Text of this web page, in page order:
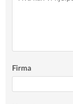
Firma